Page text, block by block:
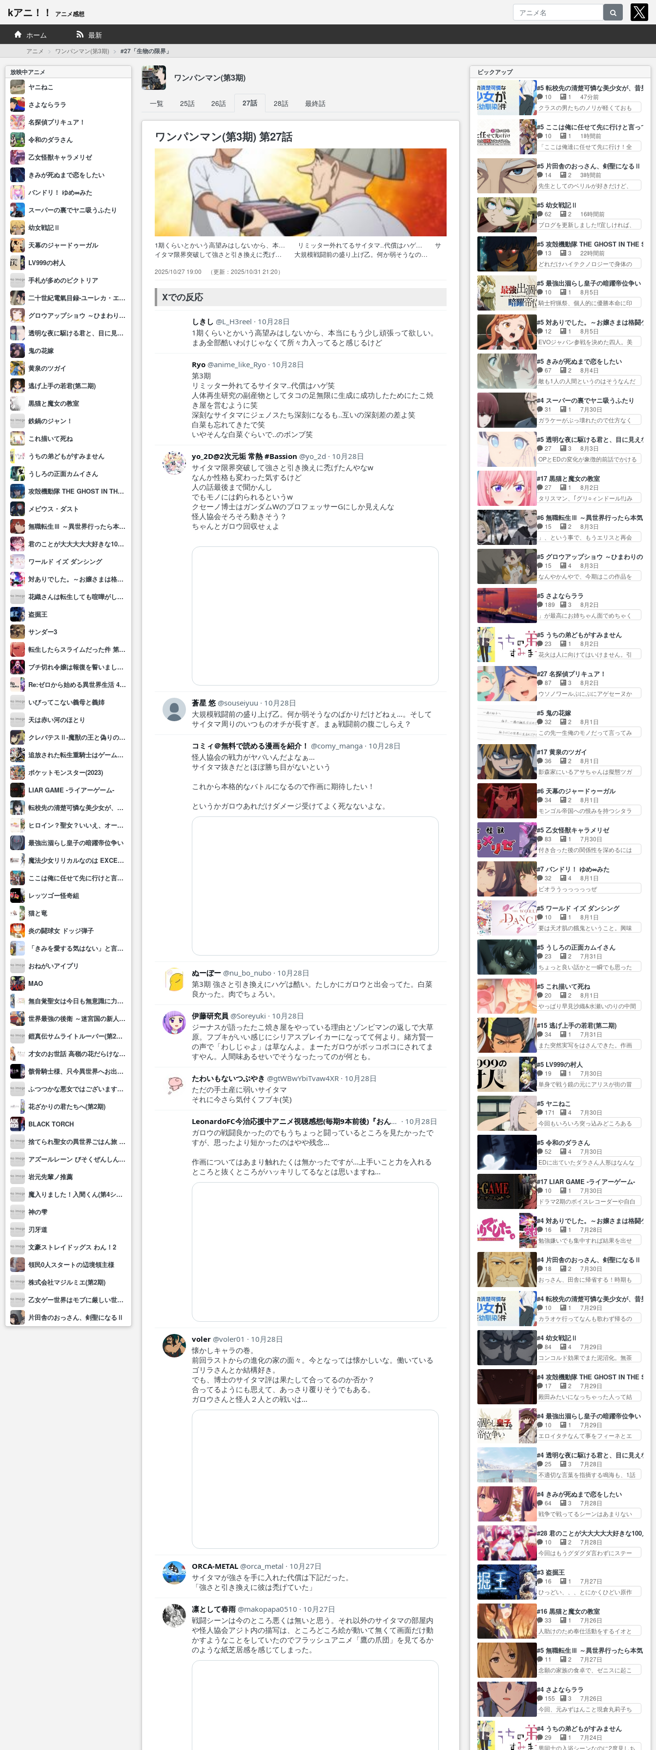
kアニ！！ アニメ感想
ホーム 最新
アニメ ワンパンマン(第3期) #27「生物の限界」
放映中アニメ
ヤニねこ
さよならララ
名探偵プリキュア！
令和のダラさん
乙女怪獣キャラメリゼ
きみが死ぬまで恋をしたい
バンドリ！ ゆめ∞みた
スーパーの裏でヤニ吸うふたり
幼女戦記Ⅱ
天幕のジャードゥーガル
LV999の村人
手札が多めのビクトリア
二十世紀電氣目録-ユーレカ・エヴリカ-
グロウアップショウ ～ひまわりのサーカス団～
透明な夜に駆ける君と、目に見えない恋をした。
鬼の花嫁
黄泉のツガイ
逃げ上手の若君(第二期)
黒猫と魔女の教室
鉄鍋のジャン！
これ描いて死ね
うちの弟どもがすみません
うしろの正面カムイさん
攻殻機動隊 THE GHOST IN THE SHELL
メビウス・ダスト
無職転生Ⅲ ～異世界行ったら本気だす～
君のことが大大大大大好きな100人の彼女(第3期)
ワールド イズ ダンシング
対ありでした。～お嬢さまは格闘ゲームなんてしない～
花織さんは転生しても喧嘩がしたい
盗掘王
サンダー3
転生したらスライムだった件 第4期
ブチ切れ令嬢は報復を誓いました。 ～魔導書の力で祖国を叩き潰します～
Re:ゼロから始める異世界生活 4th season
いびってこない義母と義姉
天は赤い河のほとり
クレバテスⅡ-魔獣の王と偽りの勇者伝承-
追放された転生重騎士はゲーム知識で無双する
ポケットモンスター(2023)
LIAR GAME -ライアーゲーム-
転校先の清楚可憐な美少女が、昔男子と思って一緒に遊んだ幼馴染だった件
ヒロイン？聖女？いいえ、オールワークスメイドです(誇)！
最強出涸らし皇子の暗躍帝位争い
魔法少女リリカルなのは EXCEEDS Gun Blaze Vengeance
ここは俺に任せて先に行けと言ってから10年がたったら伝説になっていた。
レッツゴー怪奇組
猫と竜
炎の闘球女 ドッジ弾子
「きみを愛する気はない」と言った次期公爵様がなぜか溺愛してきます
おねがいアイプリ
MAO
無自覚聖女は今日も無意識に力を垂れ流す
世界最強の後衛 ～迷宮国の新人探索者～
鎧真伝サムライトルーパー(第2クール)
才女のお世話 高嶺の花だらけな名門校で、学院一のお嬢様(生活能力皆無)を陰ながらお世話することになりました
骸骨騎士様、只今異世界へお出掛け中Ⅱ
ふつつかな悪女ではございますが～雛宮蝶鼠とりかえ伝～
花ざかりの君たちへ(第2期)
BLACK TORCH
捨てられ聖女の異世界ごはん旅 隠れスキルでキャンピングカーを召喚しました
アズールレーン びそくぜんしんっ！にっ!!
岩元先輩ノ推薦
魔入りました！入間くん(第4シリーズ)
神の雫
刃牙道
文豪ストレイドッグス わん！2
領民0人スタートの辺境領主様
株式会社マジルミエ(第2期)
乙女ゲー世界はモブに厳しい世界です2
片田舎のおっさん、剣聖になるⅡ
ワンパンマン(第3期)
一覧 25話 26話 27話 28話 最終話
ワンパンマン(第3期) 第27話
1期くらいとかいう高望みはしないから、本… リミッター外れてるサイタマ..代償はハゲ… サ
イタマ限界突破して強さと引き換えに禿げ… 大規模戦闘前の盛り上げ乙。何か弱そうなの…
ロ… ジーナスが語ったたこ焼き屋をやっている理… ただの手土産に弱いサイタマそれに今さ
となっ…
2025/10/27 19:00 2025/10/31 21:20
Xでの反応
しきし L_H3reel
10月28日
1期くらいとかいう高望みはしないから、本当にもう少し頑張って欲しい。
まあ全部酷いわけじゃなくて所々力入ってると感じるけど
Ryo anime_like_Ryo
10月28日
第3期
リミッター外れてるサイタマ..代償はハゲ笑
人体再生研究の副産物としてタコの足無限に生成に成功したためにたこ焼
き屋を営むように笑
深刻なサイタマにジェノスたち深刻になるも..互いの深刻差の差よ笑
白菜も忘れてきたで笑
いやそんな白菜ぐらいで..のボンブ笑
yo_2D@2次元垢 常熱 #Bassion yo_2d
10月28日
サイタマ限界突破して強さと引き換えに禿げたんやなw
なんか性格も変わった気するけど
人の話最後まで聞かんし
でもモノには釣られるというw
クセーノ博士はガンダムWのプロフェッサーGにしか見えんな
怪人協会そろそろ動きそう？
ちゃんとガロウ回収せぇよ
蒼星 悠 souseiyuu
10月28日
大規模戦闘前の盛り上げ乙。何か弱そうなのばかりだけどねぇ…。そして
サイタマ周りのいつものオチが長すぎ。まぁ戦闘前の腹ごしらえ？
コミィ＠無料で読める漫画を紹介！ comy_manga
10月28日
怪人協会の戦力がヤバいんだよなぁ…
サイタマ抜きだとほぼ勝ち目がないという
これから本格的なバトルになるので作画に期待したい！
というかガロウあれだけダメージ受けてよく死なないよな。
ぬーぼー nu_bo_nubo
10月28日
第3期 強さと引き換えにハゲは酷い。たしかにガロウと出会ってた。白菜
良かった。肉でちょろい。
伊藤研究員 Soreyuki
10月28日
ジーナスが語ったたこ焼き屋をやっている理由とゾンビマンの返しで大草
原。フブキがいい感じにシリアスブレイカーになってて何より。緒方賢一
の声で「わしじゃよ」は草なんよ。まーたガロウがボッコボコにされてま
すやん。人間味あるせいでそうなったってのが何とも。
たわいもないつぶやき gtWBwYbiTvaw4XR
10月28日
ただの手土産に弱いサイタマ
それに今さら気付くフブキ(笑)
LeonardoFC今治応援中アニメ視聴感想(毎期9本前後)『おんまく』また来年 Leonardo_YOA
10月28日
ガロウの戦闘良かったのでもうちょっと闘っているところを見たかったで
すが、思ったより短かったのはやや残念…
作画についてはあまり触れたくは無かったですが…上手いこと力を入れる
ところと抜くところがハッキリしてるなとは思いますね…
voler voler01
10月28日
懐かしキャラの巻。
前回ラストからの進化の家の面々。今となっては懐かしいな。働いている
ゴリラさんとか結構好き。
でも、博士のサイタマ評は果たして合ってるのか否か？
合ってるようにも思えて、あっさり覆りそうでもある。
ガロウさんと怪人２人との戦いは…
ORCA-METAL orca_metal
10月27日
サイタマが強さを手に入れた代償は下記だった。
「強さと引き換えに彼は禿げていた」
凛として春雨 makopapa0510
10月27日
戦闘シーンは今のところ悪くは無いと思う。それ以外のサイタマの部屋内
や怪人協会アジト内の描写は、ところどころ絵が動いて無くて画面だけ動
かすようなことをしていたのでフラッシュアニメ「鷹の爪団」を見てるか
のような紙芝居感を感じてしまった。
ピックアップ
#5 転校先の清楚可憐な美少女が、昔男
10 1
47分前
クラスの男たちのノリが軽くておも
いを拗らせているタイプ… みな
もちゃんが透けブラしててびっくり
して… レベルのキャラが登場。
相変わらず顔や体の… 隼人が春
じ… 第５話をU-NEXTで視聴しま
した。視聴… ラブコメで天然ジ
ゴロというかナチュラルヒ… み
不安に… 無理なダイエットは禁
物だけど、なかなか結… 「これ
からもお手入れ、がんばりゅ」あり
が…
#5 ここは俺に任せて先に行けと言って
10 1
1時間前
「ここは俺達に任せて先に行け！全
ロックが今、2人にあと… 木下鈴
奈（@0suzuna0）が【マリー…
村ごと乗っ取られてたら流石に気付
かないか… 《漫画版少し読んだ
クは敵に容赦無くブスっといくから
気持… 勇者パーティー再結成し
て先にいけで激アツ… 爆縮、幻
な… ねぇ猫耳ガール、敵の根城
に乗り込む事を同… 世もや替え
が利くと復活Pとは？！もう来週…
#5 片田舎のおっさん、剣聖になるⅡ
14 2
3時間前
先生としてのベリルが好きだけど、
アを狩りに行く。野営… ・実家
周辺でサーベルボアが暴れてると聞
い… ちょっと年齢の事を言いす
ぎとゆーか言い訳… ベリルの母
リ… 帝国との国境沿いに住んで
る剣聖親子って今… 討伐と立ち
合い稽古。今回もこれでもかっ
もなくみんな無事… 若いものは
血気盛ん。すぐ自分を試したく
な… 第５話をprimevideoで視聴
しまし…
#5 幼女戦記Ⅱ
62 2
16時間前
ブログを更新しました!!宜しければ、
選んだゼートゥーア… ゼートゥ
ーアの唯一の手駒が強すぎる笑あ
お… 私にとって完全にご褒美回
ゼー様の葉巻シー… やはりター
が… “貧乏籤百連無料ガチャ”100
連でも1回… 2期入ってから地味
だよね。ただでさえ幼女… 「餌
葉に… ゼートゥーア左遷によっ
て参謀本部の連携が… 緊張感あ
る戦闘描写とギャグ今週の『有能
な…
#5 攻殻機動隊 THE GHOST IN THE
13 3
22時間前
どれだけハイテクノロジーで身体の
なるかと思った回想シー… フチ
コマだいぶ理性持ち始めた。この世
界の… 原作読んだのもう何年も
前なのに、覚えてる… コイルの
導… やまとん1号はどこの部分で
使うのだろう？… 日本とロシア
が絡む政治の話かつ色々な用
しまし… 前回同様『イノセン
ス』を含む押井・神山版… 第５
話「EPISODEラストの母親の気持…
#5 最強出涸らし皇子の暗躍帝位争い
10 1
8月5日
騎士狩猟祭、個人的に優勝本命に印
のが面倒な時は古代魔法… エル
ナがチートすぎる笑アルは最初から
自分… プラネット・ウィズ展開
アツいな「騎士狩猟… 麦茶どこ
ぐ… 第５話をABEMAで視聴しま
した。視聴に… 復讐に燃える吸
血鬼兄弟の弟ですいいキャラ…
皇帝… ウサギ好きそうな王女殿
下がかわいい。幼馴… ついに始
まった狩猟祭。エルナの活躍で上
位…
#5 対ありでした。～お嬢さまは格闘ゲ
12 1
8月5日
EVOジャパン参戦を決めた四人。美
いと思ってた(無くて… 見た目は
気品溢れてるのに中身は…美緒マ
マ… テーマ：格ゲー大会に行く
には？感想は、美… 大会を前に
本… 東京で開催される格ゲー大
会に参加すること… Japanに向け
て外泊届にサインをもらっ… 長
よ… 旅の支度全部やってくれる
先輩、なんだかん… 第５話をｄ
アニメストアで視聴しました。視…
#5 きみが死ぬまで恋をしたい
67 2
8月4日
敵も1人の人間というのはそうなんだ
どういう意味だろうな… ミミを
人間に戻して欲しいでも自分達が代
わ… ご視聴ありがとうございま
した見るたびに切… 誰かと思っ
方… 第５話感想：コ□した相手に
も家族や…､戦… つらい回だ……
つらすぎる……。エスタ先輩…
の関係… 確かに相手にも家族や
大切な人はいるけど、… 白シャ
ツが作業着みたいなもんなんですか
ね…
#4 スーパーの裏でヤニ吸うふたり
31 1
7月30日
ガラケーがぶっ壊れたので仕方なく
年くらいに思ってたけど… やは
り出オチ感が否めず、エピソードの
打率… 田山さんが佐々木さんに
沼っていく…こんな… 佐々木さ
じ… 佐々木がガラケーからスマ
ホに変えるって、… もうドラマ
版孤独のグルメファンコンテン
佐々木さんの優しさ… 先行で見
た時より2人のやり取りに癒しを
感… ABEMA版の7〜8話佐々木が
実年齢以上…
#5 透明な夜に駆ける君と、目に見えない
27 3
8月3日
OPとEDの変化が象徴的前話でかける
った世界。どんな女… そうか、
こんな風に見えてるのかぁ。かけ
る… 完全な両片思いになりまし
たねぇ…OPとE… 余計な物は描
ん… 光も感じない完全な盲目な
んやね…おめかし… 母役に能登
さんって禁じ手使ってきたー！
て良かった本当… 股に海豚を挟
み水上バスでの会話を反芻…
恋… OPEDとも無人バージョンか
ら主人公２人…
#17 黒猫と魔女の教室
27 1
8月2日
タリスマン、｢グリ○ィンドール!!｣み
で力を合わせて倒… アリアはホ
ントスピカが大好きだよね。ツ
ン… 一等級ポテンシャルのアリ
アちゃん可愛くて… そういや、
… とうとうアリアと直接競う場
がきたこれまで… 毎度ながらの
スピカの顔面芸推しのハナち
味ダダ漏れで好き… 期末試験が
始まろうとしておりスピカは対
策… 能力鑑定胸像タリスマン氏
容姿も評価してし…
#6 無職転生Ⅲ ～異世界行ったら本気だ
15 2
8月3日
」、という事で、もうエリスと再会
てルーデウスの成長が確… 人間
関係の清算が粛々と進められている
サラ… サラとの関係に対して完
全に「昔の女」とし… ルーシー
微… サラとは会ってほしいちゃ
んとした別れ方し… サラは未練0
だと言っていたけど人の気持
モヤする別れ方だ… 役で出演さ
せていただきました！よろしく
お… 毎クールメインヒロインを
好きになっちゃう…
#5 グロウアップショウ ～ひまわりのサ
15 4
8月3日
なんやかんやで、今期はこの作品を
減らない(^_^;サ… 葵ちゃん可愛
すぎるな楠木ともりちゃんの
ね… デフォルメされた表情が特
に多かったのが印… 葵＆茜の回
ひ… 互いが互いのことを想って
いるのにすれ違っ… 第５話をｄ
アニメストアで視聴しました。
練習したい〟と言… 本当この作
品は「キャラ」を活かすのがう
ま… みずかちゃんの介入で双子
の仲にヒビが………
#5 さよならララ
189 3
8月2日
」が最高にお姉ちゃん面でめちゃく
ラスの弁償は求められた… 逡巡
を振り切ってみんなに謝ったララの
思い… 仕事に馴染めない辺り観
ていて苦しいところ… ララちゃ
い… ララと茉里とで初のアルバ
イト。七転八倒し… 労働するプ
リンセスえらい。プリンセスの
べて、帰りにカメ… ララが働く
事でのてんやわんや。働いて大
変… 地道に働き人と関わる日々
の中に愛を見いだ…
#5 うちの弟どもがすみません
23 1
8月2日
花火は人に向けてはいけません。引
たことなかったっけ！1… ってお
名前を見たんだけどあの中村大樹さ
ん… 糸ちゃんカッケー、色んな
意味でwゲームが… 姉から性的興
わ… テーマ：引きこもりの理由
感想は、久しぶり… 元ゲーマー
なので、はちゃめちゃ楽しく作
おかしいね(*´… 糸と源ははよ好
きおうとると言わんかい！引…
ショウくんと対等に話すためにゲー
ムをする…
#27 名探偵プリキュア！
87 3
8月2日
ウソノワールぷにぷにアゲセーヌか
争奪戦をやったと。… 記憶を取
り戻し正式に探偵事務所で働き始
め… ポワロ、元ネタを解説して
原作に誘導するの… くれあさん
ょ… ・急にクイズ番組が始まっ
たw・妖精ウソノ… るるかの助手
だった？今回が初めての探偵
レアさん探偵すぎ… 突然のポア
ロクイズは草なんよ。んで、あ
ん… 今回からついにくれあが探
偵事務所の仲間に…
#5 鬼の花嫁
32 2
8月1日
この先一生俺のモノだって言ってみ
ゼント………とは思っ… 玲夜さ
ん柚子に18年分の誕生日プレゼン
ト… 柚子は鬼龍院家から初めて
学校に通う事にな… プレゼント
レ… 玲夜さまサプライズの、こ
れまでの柚子ちゃ… 玲夜から柚
子へ17年分の誕生日&を未来に…
な… 梅原の人が18歳になるまで
の誕生プレゼン… なよなよした
男（cv石田彰）梅ちゃんがた…
#17 黄泉のツガイ
36 2
8月1日
影森家にいるアサちゃんは擬態ツガ
や気持ちを汲んで熱くな… 屋敷
にアサはいなかった逆にガブちゃん
はい… 影森の当主が際限なくツ
ガイを増やせるのに… 今回はも
怒… ユルと戦った時から伏線が
張られていたのが… しかしアサ
は、兄様に会いたいbotだと思…
アキオの… 色々とひっかけがあ
って、最終的に嫌な終わ… ゴン
ゾウが従える大量のツガイに何事か
と思…
#6 天幕のジャードゥーガル
34 2
8月1日
モンゴル帝国への恨みを持つシタラ
るのだけどいつの間にか… オゴ
タイの妃になってもその心は晴れ
ず、モ… ドレゲネの過去、宝石
だった彼女が人になり… ドレゲ
タ… 年上旦那が良い人でも、女
は宝石でただ笑っ… ダイルの儀
式の神々しさたるや。一気に空
情の言葉しか…シ… 奥様に悲し
い過去…萌え袖が可愛いね、と
思… ドレゲネとシタラ、2人だけ
の同盟が結成さ…
#5 乙女怪獣キャラメリゼ
83 1
7月30日
付き合った後の関係性を深めるには
コングなのいい味付けだ… ずっ
とメスってて何この可愛い生物。ク
ラス… 付き合い始めたら始めた
でまた違った悩みが… と一歩ず
の… ツインテールが可愛いお茶
目な妹ちゃんです… しかも過去
も重いんかいかつては自分に自
からかしらお顔が… 黒絵「怪獣
に憧れるのはいいけど自分自身
が… 素の自分はどちらなのかは
まだ不明だが見せ…
#7 バンドリ！ ゆめ∞みた
32 4
8月1日
ビオラうっっっっっぜ
ちゃん、僕っ子になってから取り戻
し… ビオラが悪魔すぎて気分が
悪くなってきたこ… 声優まとめ
ました(７話まで)仲町あられ/… ビ
wwwこ… 自信あれば評価なんて
気にしないし、充実し… ・バー
チャルだけど、みゅーたいぷ初ライ
たら歌唱シーン… の、らいぶシ
ーン＿!!­­--­­--­… それだけでええや
ん！！しかし、ビオラが仕…
#5 ワールド イズ ダンシング
10 1
8月1日
要は天才肌の餓鬼ということ。興味
かった？鬼夜叉が田楽の… 猿楽
の鬼夜叉と田楽の増次郎。小さない
ざこ… 着眼点は良くとも、先鋭
的すぎるのか。芸能… 鬼夜叉は
条… 観世座を離れ、三条坊門御
所で日々を送る鬼… 「お前(鬼夜
叉)が凄いのではなく客が凄い…
猫の動き… 登場人物の我が強
い。新しい獅子舞に拘って… 第
５話をprimevideoで視聴しまし…
#5 うしろの正面カムイさん
23 2
7月31日
ちょっと良い話かと一瞬でも思った
めてなかった？白雪碧さ… 今日
も1日お疲れ様でした～───昨晩～
今… 幼女に拾われたお市ちゃん
の恩返し。化け猫… 役にて出演
ン… トイ・ストーリーみたいな
始まり。流石に除… 猫相手にな
んでそんなに…と思ったらそう
化け猫は油が好物… 今回はあか
やし1体のみで15分。金持ちの…
今更だけど霊が性行為で祓えること
は何とな…
#5 これ描いて死ね
20 2
8月1日
やっぱり早見沙織&水瀬いのりの中間
とになってたんだっけ… 登場人
物が増えてわいわいしたところが好
き… 初コミティアで２０冊刷り
は妥当だよね。俺… 藤森さんの
が⋯… 〜漫画に「想い」をこめ
よう｣娘に漫画であ… 何回この作
品に泣かされるのだろう。光が
っていいなあ。同… コミティア
参加のしおりを徹夜で作る先生
(… お母さん、娘にあんな漫画描
かれたら泣いち…
#15 逃げ上手の若君(第二期)
34 1
7月31日
また突然実写をはさんできた。作画
る事と分かると水を得た… 30歳
まで童貞だと魔法使いになれるとい
う… こっちの諏訪の三大将もま
たクセが強いw色… 頼重が完全に
が… 弧次郎「欲を我慢して強く
なれるなら大飯食… 変化球な演
出も交えながらの状況説明が本
した！最終的に… この高らかな
DT宣言、合田一人に通じるも…
この作品は近年稀に見るおっさんキ
ャラの充…
#5 LV999の村人
19 1
7月30日
単身で戦う鏡の元にアリスが街の冒
に飲み込まれた転生者と… みん
なががんばってくれたアリスの父ち
ゃん… 成長限界が999である村人
と定めた上位存… 大規模バトル
り… やっぱり勇者より強かった
か笑統率力LV9… 普通の人間の親
子やーん総務課長と娘の女子…
の… そのために役割を超越する
者の出現させるた… アリスのお
陰で他の勇者達も共闘してくれ魔…
#5 ヤニねこ
171 4
7月30日
今回もいろいろ突っ込みどころある
の話が尋常じゃない雰囲… 妹子
ちゃんの恋愛話をしたり、タバコを
生産… ここうっすら思ったこと
ズバリ言ってくれて… おかし
配… ヤクねこのクワガタ取りの
話見て切なくなっ… 普段は選別
された4～600レスを2,30… 隠し
正… なんか今日はかなり一瞬で
終わっちまったっ… 先週と比べ
てまだまともに見えた。4話は過…
#5 令和のダラさん
52 4
7月30日
EDに出ていたダラさん人形はなんな
生まれた日』をダラさ… 陰惨な
過去がきっちり現代に継承されてい
る… ダラさんと姉弟の母との出
会いの話やはりダ… ダラさんの
人… 第５話感想：２人の過剰な
貢ぎ物?の礼とし… 第５話感想：
姉のお誕生会にダラさんを招
替わってるのね… こんなデカイ
のどうやって運ぶんだよ！？
姉… ダラさん、人型形態にもな
れるんか!?w髪…
#17 LIAR GAME -ライアーゲーム-
10 1
7月30日
ドラマ2期のボイスレコーダーや自白
をつくのが抜群に上手… 昼の国
の奴らも馬鹿が多いが、夜の国も同
じ… ご視聴ありがとうございま
した来週もよろし… 握った◯治
レ… ヨコヤの頭の回転の速さと
人間の心理を利用… 夜の国のヨ
コヤ支配がますますひどく……。
裁支配を強化、… やはりヨコヤ
いいですね。昼の国が勝てる
流… 役で出演いたしました。次
回も緊張が止まり…
#4 対ありでした。～お嬢さまは格闘ゲ
16 1
7月28日
勉強嫌いでも集中すれば結果を出せ
しむ４人。だが、期末試… どん
なゲームも相手が強すぎるとやる気
無く… テーマ：テスト勉強と大
会感想は、美緒がテ… すげーー
優… 深夜の格ゲー対戦よりテス
トの方がよっぽど… 真剣に授業
を受けて、夜は珠樹の部屋で格
勉強会！美緒ちゃ… 受験勉強と
戦闘の2択なら戦闘を選ぶ娘w
美… 勉強嫌いでバトルを選ぶっ
て、ひぐらしの沙…
#4 片田舎のおっさん、剣聖になるⅡ
18 2
7月30日
おっさん、田舎に帰省する！時期も
副団長、年長者が強い順… 底知
れない爺さんには夢が詰まってると
思う… クルニ、ヘンブリッツ、
ミュイと一緒におっ… 帰省、お
確… 父親から手紙が来た。サー
ベルボアの退治の… ここでヘン
ブリッツくんが同行するのが変
に・ベリルはミュ… おっさんの
親となるとお爺ちゃんだよね孫
扱… ・ベリル、実家に帰ること
に・ベリルはミュ…
#4 転校先の清楚可憐な美少女が、昔男
10 1
7月29日
カラオケ行ってなんも歌わず帰るの
めっちゃ可愛いぞ！！！… どう
やらあの女優さんが春希のお母さん
のよ… 春希ちゃん姫ちゃんに野
菜の子も凄え可愛い… 隼人くん
全… 第４話をU-NEXTで視聴しま
した。視聴… スマホを買うた
め、都心で待ち合わせをした…
だかん… いきなりシリアス展開
ぶち込んでくるじゃん… 春希の
家庭事情は複雑。食事とか隼人が親
身…
#4 幼女戦記Ⅱ
84 4
7月29日
コンコルド効果でまた泥沼化。無茶
自らが行う煙草と葉巻は… ブロ
グを更新しました!!宜しければ、是
非… 計画通りにはいかないね笑
やり遂げた(ほぼ… 今回もターニ
し… 白髪の男性が語った家族を
失った喪無感が、… 連邦に対し
て有利な講話条件を引き出すた
ターニャの勝利軍… 犠牲を払っ
ても良いならお前たちが前線へ
行… 戦闘がアッサリし過ぎじゃ
ない？戦争がメイ…
#4 攻殻機動隊 THE GHOST IN THE
17 2
7月29日
殿田みたいになっちゃった人って結
と思ってたら、トグサが… あの
見た目もうただのロボでしかないん
だよ… 俺らの汗拭きそりゃいや
だろwwバトー＆ト… イノセンス
イ… アダム・リンクやジェイム
スン(教授)型サ… アンドロイドも
おっさんの汗を拭くのは嫌や…
ったエピ… コミカルなのにも慣
れてきました。１話でし… ロボ
ットの反乱は今となっては良くある
話し…
#4 最強出涸らし皇子の暗躍帝位争い
10 1
7月29日
エロイタチなんて事をフィーネとエ
た事を…フィーネは自分… モン
スターを呼ぶ笛？黒幕は狩猟祭とは
関係… 平凡な少女に見える眼鏡w
眼鏡属性は持ち合… 神アニメ、
の… フィーネがアルノルトに活
躍してもらいたが… 第４話を
ABEMAで視聴しました。視聴
２度目のデート出… マジできな
臭いぞ帝位争い。姉からの刺客
を… ふぃーねと町の様子を見に
行ったら町中で窃…
#4 透明な夜に駆ける君と、目に見えない
25 3
7月28日
不適切な言葉を指摘する鳴海も、1話
り微笑ましいw良い奴… どう接し
ていいのかわからず戸惑うかける
も… 盲目だと相手の表情も分か
らないからどう思… 今期のバッ
… 初デートで冬月を笑わせよう
とする姿も冬月… 特に大きな事
件やイベントが起きるでもな
うとする姿も冬月… 3話までは主
人公がどうでもいいことでず
っ… 花火購入に浅草へ…行き当
たりばったり訪問…
#4 きみが死ぬまで恋をしたい
64 3
7月28日
戦争で戦ってるシーンはあまりない
れなかったようなシーナ… ミミ
の存在で揺らぐ14クラス約束された
死… ミミの秘密をあっさり受け
入れたのは拍子抜… 蘇生魔法っ
手… 蘇生魔法ヤバイけどミミい
なかったら詰んで… アニメオタ
クあるある：作中に花が登場す
した！アリとセイ… ごめん、そ
ういう話がしたい作品じゃない
の… 第４話感想：その口止め効
果あるかな？ミミ…
#28 君のことが大大大大大好きな100人
10 2
7月28日
今回はもうグダグダ言わずにステー
大好きな１００人の彼女… 100カ
ノ版ラブライブ！？こういうのは
人… 俺、みんなのレッスン動画
をDVDが焼きき… アナウンス役
ア… 恋太郎ファミリーがガチで
アイドルに挑戦！… ギャグギャ
グしくもド直球で泣ける回来た
Girlfrien… 『アイドル伝説恋太郎
ファミリー』にて「ア… 安木路
佐ウル子役で出演いたしましたクォ
リ…
#3 盗掘王
16 1
7月27日
ひっどい、、、とにかくひどい原作
ることもあるのか結構面… 久野
美咲さんと言えば幼女！アイマスの
市原… 遼河は目的の為には人命
も軽視するタイプの… 4つのスキ
河… 村正はそんなおどろおどろ
しいエピソードあ… 気持ちよく
しようとしてるのはわかるけど。
制作を日本に奪… 予言で正体が
バレる、もう騙し討ちは出来
な… 村正の墓、アニメで見ると
一杯で怖いな。ア…
#16 黒猫と魔女の教室
33 1
7月26日
人助けのため奉仕活動をするイオと
だけど、カストルが更に… イオ
とカストルの共通点は、魔法の制御
が出… 椋鳥の大群て…住民から
迷惑がられてない？… キングコ
デ… スピカ・イオ・カストルと
いう組み合わせ。… 有り余るパ
ワーが制御出来ない誰かの為に
になってきてるな… イキりカス
トルは怖がりやったかあスピカ
な… 鏡の世界への突入と新たな
#5 無職転生Ⅲ ～異世界行ったら本気だ
11 2
7月27日
念願の家族の食卓で、ゼニスに起こ
ーが可愛い過ぎ！妹達へ… エリ
ナリーゼの悪魔の囁きwクリフとエリ
ナ… 悪魔の囁きやめてくださいw
おい、1番重要… ゼニスも感情が
第５話をABEMAで視聴しました。視
聴に… クリフとエリナリーゼさ
#4 さよならララ
155 3
7月26日
今回、元みずはんこと現倉丸莉子ち
おもしろいかも知れん。… 王子
様とは...本当の愛とは...なんぞ…
テンポの良いボケとツッコミで笑わ
#4 うちの弟どもがすみません
29 1
7月24日
男同士の入浴シーンなのに2度見しち